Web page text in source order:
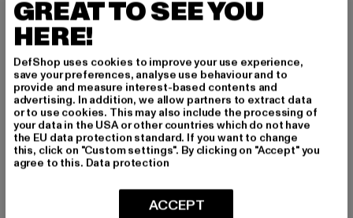
Kat.: Trousers - Sweat
Farbe: grün
Hersteller Farbe: green
Materialzusammensetzung: 65% Baumwolle, 35%
Polyester
Art.Nr: PD00003774-00110
Hersteller: Urban Styles Agency GmbH & Co. KG |
agentur@urbanstylesagency.com
GREAT TO SEE YOU
HERE!
DefShop uses cookies to improve your use experience,
save your preferences, analyse use behaviour and to
provide and measure interest-based contents and
advertising. In addition, we allow partners to extract data
or to use cookies. This may also include the processing of
your data in the USA or other countries which do not have
the EU data protection standard. If you want to change
this, click on "Custom settings". By clicking on "Accept" you
agree to this. Data protection
ACCEPT